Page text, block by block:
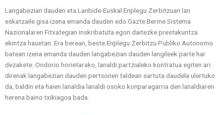
Langabezian dauden eta Lanbide-Euskal Enplegu Zerbitzuan lan
eskatzaile gisa izena emanda dauden edo Gazte Berme Sistema
Nazionalaren Fitxategian inskribatuta egon daitezke prestakuntza
ekintza hauetan. Era berean, beste Enplegu Zerbitzu Publiko Autonomo
batean izena emanda dauden langabezian dauden langileek parte har
dezakete. Ondorio horietarako, lanaldi partzialeko kontratua egiten ari
direnak langabezian dauden pertsonen taldean sartuta daudela ulertuko
da, baldin eta haien lanaldia lanaldi osoko konparagarria den lanaldiaren
herena baino txikiagoa bada.